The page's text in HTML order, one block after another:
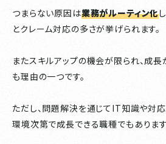
つまらない原因は業務がルーティン化
とクレーム対応の多さが挙げられます。
またスキルアップの機会が限られ、成
も理由の一つです。
ただし、問題解決を通じてIT知識や対
環境次第で成長できる職種でもあります